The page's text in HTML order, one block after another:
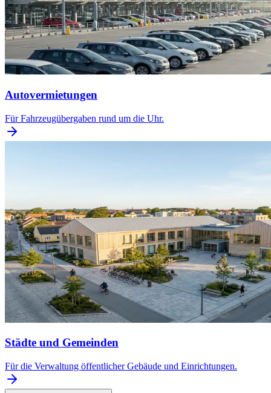
Autovermietungen
Für Fahrzeugübergaben rund um die Uhr.
Städte und Gemeinden
Für die Verwaltung öffentlicher Gebäude und Einrichtungen.